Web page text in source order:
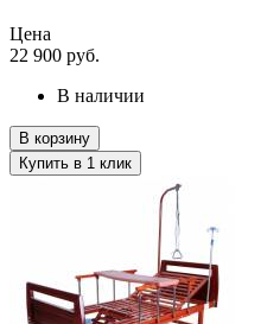
Цена
22 900 руб.
В наличии
В корзину
Купить в 1 клик